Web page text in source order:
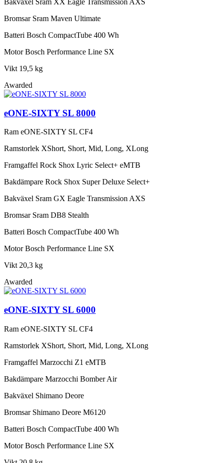
Bromsar Sram Maven Ultimate
Batteri Bosch CompactTube 400 Wh
Motor Bosch Performance Line SX
Vikt 19,5 kg
Awarded
eONE-SIXTY SL 8000
Ram eONE-SIXTY SL CF4
Ramstorlek XShort, Short, Mid, Long, XLong
Framgaffel Rock Shox Lyric Select+ eMTB
Bakdämpare Rock Shox Super Deluxe Select+
Bakväxel Sram GX Eagle Transmission AXS
Bromsar Sram DB8 Stealth
Batteri Bosch CompactTube 400 Wh
Motor Bosch Performance Line SX
Vikt 20,3 kg
Awarded
eONE-SIXTY SL 6000
Ram eONE-SIXTY SL CF4
Ramstorlek XShort, Short, Mid, Long, XLong
Framgaffel Marzocchi Z1 eMTB
Bakdämpare Marzocchi Bomber Air
Bakväxel Shimano Deore
Bromsar Shimano Deore M6120
Batteri Bosch CompactTube 400 Wh
Motor Bosch Performance Line SX